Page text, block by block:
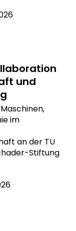
und
im
an der TU
Stiftung